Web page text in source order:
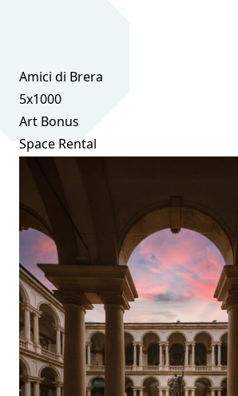
Amici di Brera
5x1000
Art Bonus
Space Rental